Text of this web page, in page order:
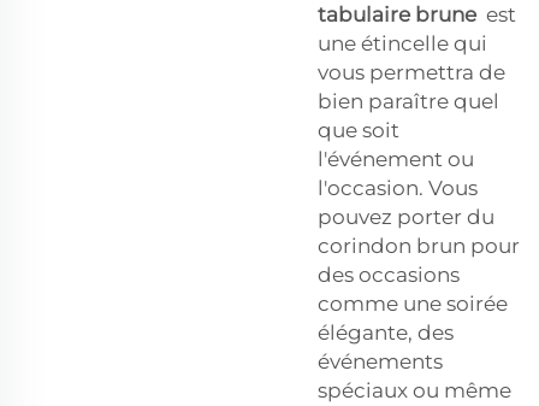
tabulaire brune est
une étincelle qui
vous permettra de
bien paraître quel
que soit
l'événement ou
l'occasion. Vous
pouvez porter du
corindon brun pour
des occasions
comme une soirée
élégante, des
événements
spéciaux ou même